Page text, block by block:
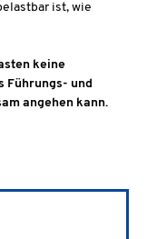
ist, wie
keine
Führungs- und
angehen kann.